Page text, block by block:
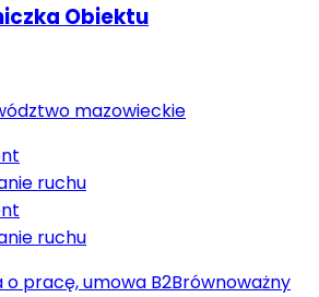
Obiektu
mazowieckie
ruchu
ruchu
o pracę, umowa B2Brównoważny